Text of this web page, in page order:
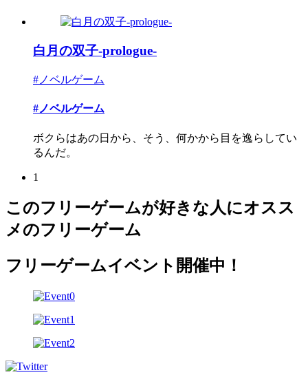
白月の双子-prologue-
#ノベルゲーム
#ノベルゲーム
ボクらはあの日から、そう、何かから目を逸らしてい
るんだ。
1
このフリーゲームが好きな人にオスス
メのフリーゲーム
フリーゲームイベント開催中！